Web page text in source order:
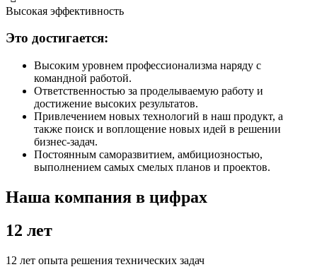
Высокая эффективность
Это достигается:
Высоким уровнем профессионализма наряду с
командной работой.
Ответственностью за проделываемую работу и
достижение высоких результатов.
Привлечением новых технологий в наш продукт, а
также поиск и воплощение новых идей в решении
бизнес-задач.
Постоянным саморазвитием, амбициозностью,
выполнением самых смелых планов и проектов.
Наша компания в цифрах
12 лет
12 лет опыта решения технических задач